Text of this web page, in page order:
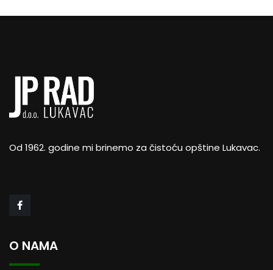
Od 1962. godine mi brinemo za čistoću opštine Lukavac.
O NAMA